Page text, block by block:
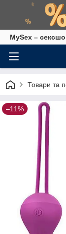
MySex –
Товари та
–11%